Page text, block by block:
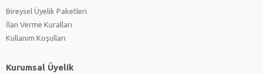
Bireysel Üyelik Paketleri
İlan Verme Kuralları
Kullanım Koşulları
Kurumsal Üyelik